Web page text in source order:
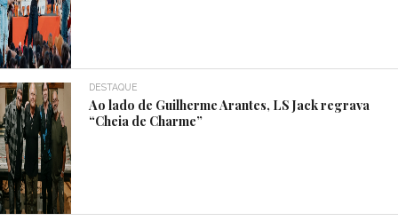
DESTAQUE
Ao lado de Guilherme Arantes, LS Jack regrava
“Cheia de Charme”